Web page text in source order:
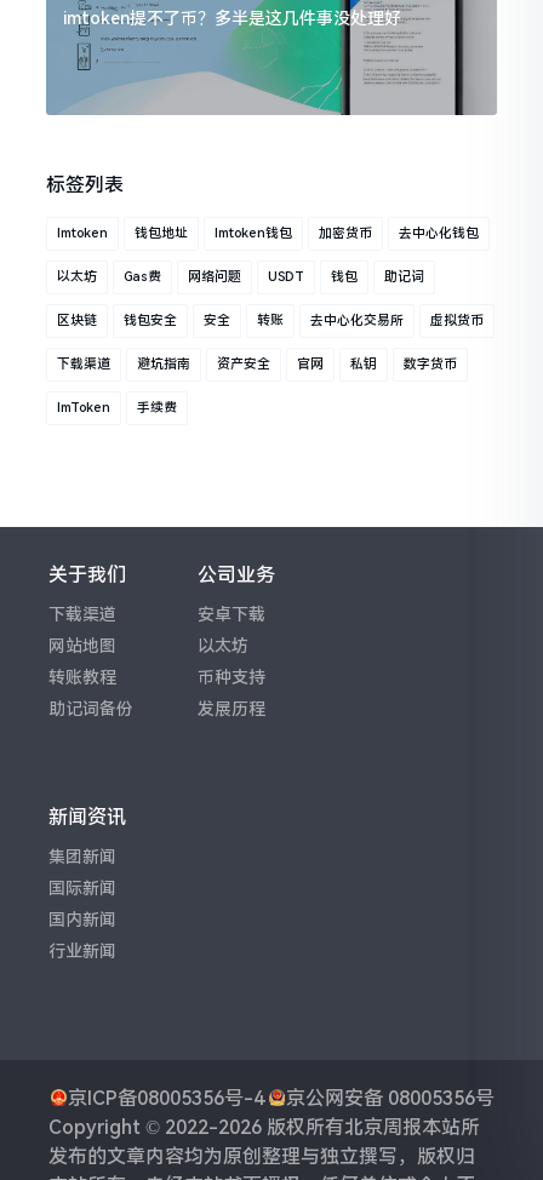
imtoken提不了币？多半是这几件事没处理好
标签列表
Imtoken 钱包地址 Imtoken钱包 加密货币 去中心化钱包
以太坊 Gas费 网络问题 USDT 钱包 助记词
区块链 钱包安全 安全 转账 去中心化交易所 虚拟货币
下载渠道 避坑指南 资产安全 官网 私钥 数字货币
ImToken 手续费
关于我们
下载渠道
网站地图
转账教程
助记词备份
公司业务
安卓下载
以太坊
币种支持
发展历程
新闻资讯
集团新闻
国际新闻
国内新闻
行业新闻
京ICP备08005356号-4
京公网安备 08005356号
Copyright © 2022-2026 版权所有北京周报本站所
发布的文章内容均为原创整理与独立撰写，版权归